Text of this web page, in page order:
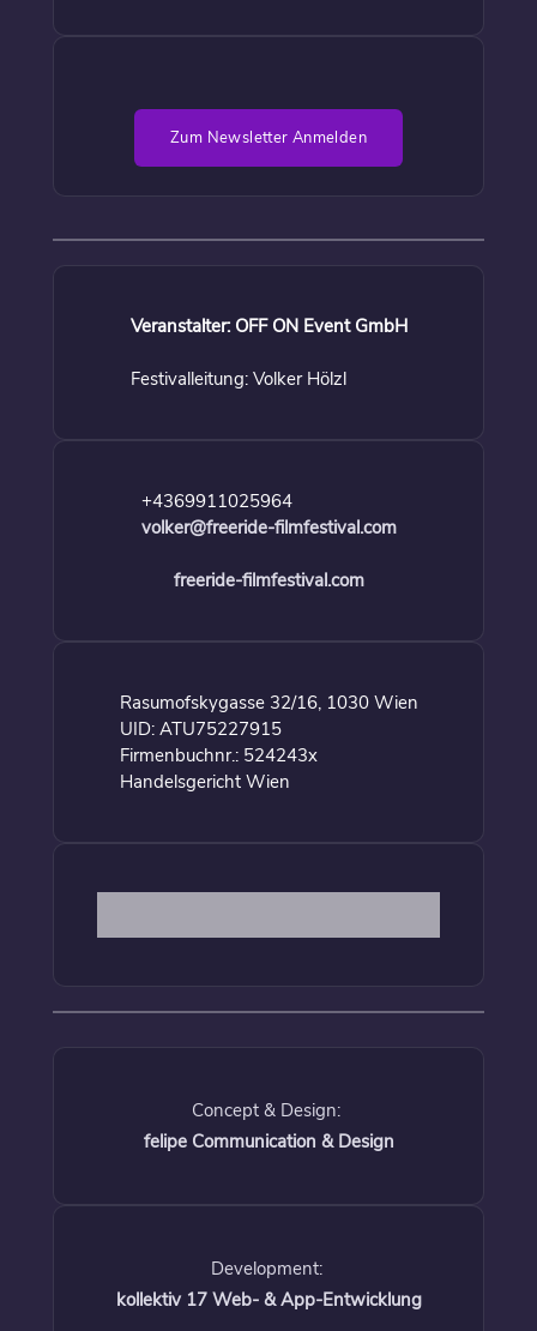
Zum Newsletter Anmelden
Veranstalter: OFF ON Event GmbH
Festivalleitung: Volker Hölzl
+4369911025964
volker@freeride-filmfestival.com
freeride-filmfestival.com
Rasumofskygasse 32/16, 1030 Wien
UID: ATU75227915
Firmenbuchnr.: 524243x
Handelsgericht Wien
Concept & Design:
felipe Communication & Design
Development:
kollektiv 17 Web- & App-Entwicklung